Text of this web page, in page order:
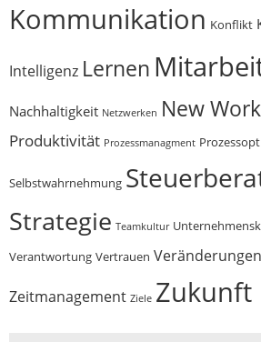
Kommunikation Konflikt
Intelligenz Lernen
Nachhaltigkeit Netzwerken New Work
Produktivität Prozessmanagment
Selbstwahrnehmung
Strategie Teamkultur
Verantwortung Vertrauen Veränderungen
Zeitmanagement Ziele Zukunft